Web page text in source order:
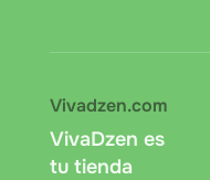
Vivadzen.com
VivaDzen es
tu tienda